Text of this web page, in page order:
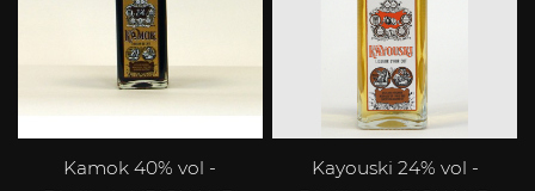
Kamok 40% vol -
Kayouski 24% vol -